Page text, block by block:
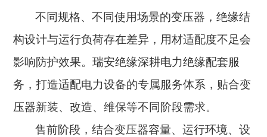
不同规格、不同使用场景的变压器，绝缘结
构设计与运行负荷存在差异，用材适配度不足会
影响防护效果。瑞安绝缘深耕电力绝缘配套服
务，打造适配电力设备的专属服务体系，贴合变
压器新装、改造、维保等不同阶段需求。
售前阶段，结合变压器容量、运行环境、设